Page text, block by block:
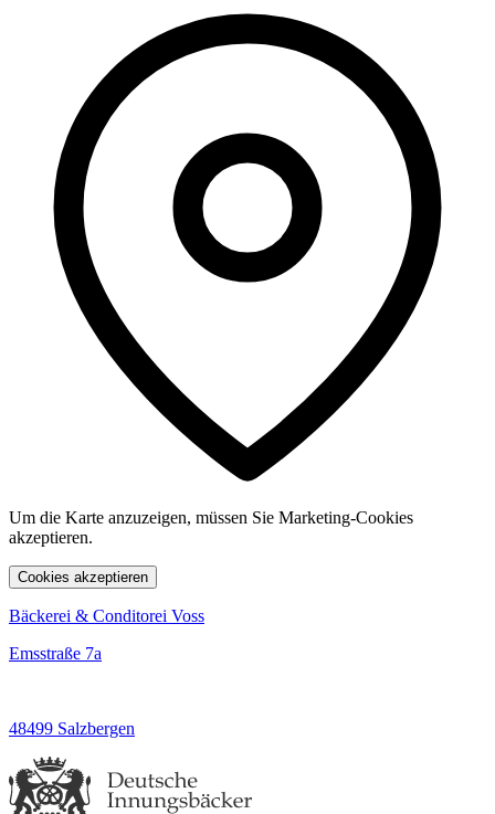
Um die Karte anzuzeigen, müssen Sie Marketing-Cookies
akzeptieren.
Cookies akzeptieren
Bäckerei & Conditorei Voss
Emsstraße 7a
48499 Salzbergen